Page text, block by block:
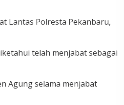
Lantas Polresta Pekanbaru,
telah menjabat sebagai
Agung selama menjabat